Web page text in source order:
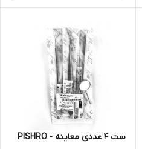
ست 4 عددی معاینه - PISHRO